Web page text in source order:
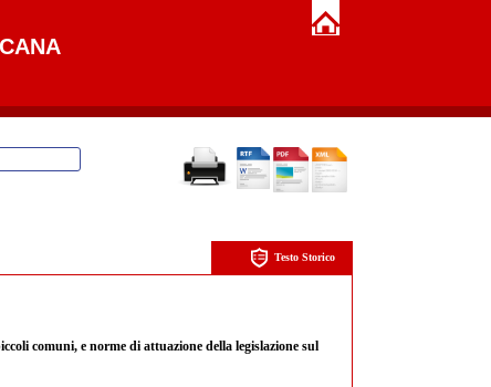
Testo Storico
comuni, e norme di attuazione della legislazione sul